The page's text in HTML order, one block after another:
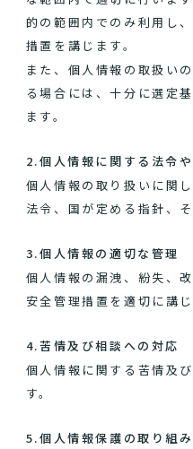
的の範囲内でのみ利用し
措置を講じます。
また、個人情報の取扱い
る場合には、十分に選定
ます。
2.個人情報に関する法令
個人情報の取り扱いに関
法令、国が定める指針、
3.個人情報の適切な管理
個人情報の漏洩、紛失、
安全管理措置を適切に講じ
4.苦情及び相談への対応
個人情報に関する苦情及
す。
5.個人情報保護の取り組